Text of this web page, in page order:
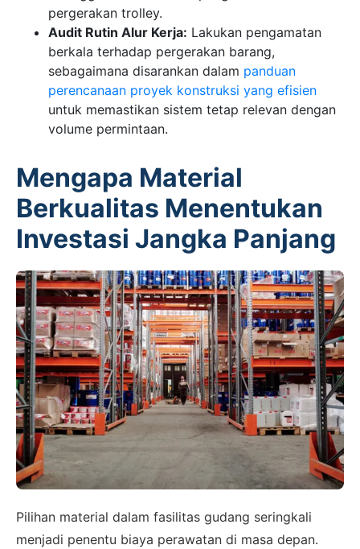
pergerakan trolley.
Audit Rutin Alur Kerja: Lakukan pengamatan
berkala terhadap pergerakan barang,
sebagaimana disarankan dalam panduan
perencanaan proyek konstruksi yang efisien
untuk memastikan sistem tetap relevan dengan
volume permintaan.
Mengapa Material
Berkualitas Menentukan
Investasi Jangka Panjang
Pilihan material dalam fasilitas gudang seringkali
menjadi penentu biaya perawatan di masa depan.